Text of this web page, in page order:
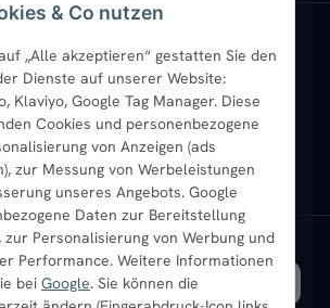
& Co nutzen
„Alle akzeptieren“ gestatten Sie den
Dienste auf unserer Website:
Klaviyo, Google Tag Manager. Diese
Cookies und personenbezogene
von Anzeigen (ads
zur Messung von Werbeleistungen
unseres Angebots. Google
Daten zur Bereitstellung
Personalisierung von Werbung und
Performance. Weitere Informationen
bei Google. Sie können die
Ort
Jüchen
Handtuchheizkörper
Vertikal-Heizkörper
Heizkörper Badheizkörper Schwarz
Heizkörper-ZubehörAktuelle Angebote
ZAHLUNG VERSAND MIT